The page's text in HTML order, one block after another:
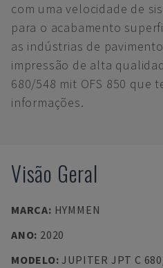
com uma velocidade de
para o acabamento
as indústrias de
impressão de alta
680/548 mit OFS 850 que
informações.
Visão Geral
MARCA: HYMMEN
ANO: 2020
MODELO:JUPITER JPT C